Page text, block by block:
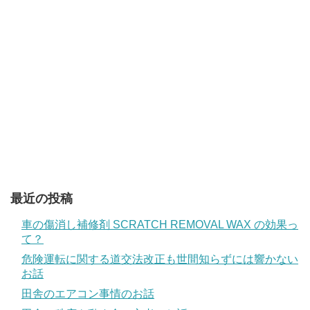
最近の投稿
車の傷消し補修剤 SCRATCH REMOVAL WAX の効果っ
て？
危険運転に関する道交法改正も世間知らずには響かない
お話
田舎のエアコン事情のお話